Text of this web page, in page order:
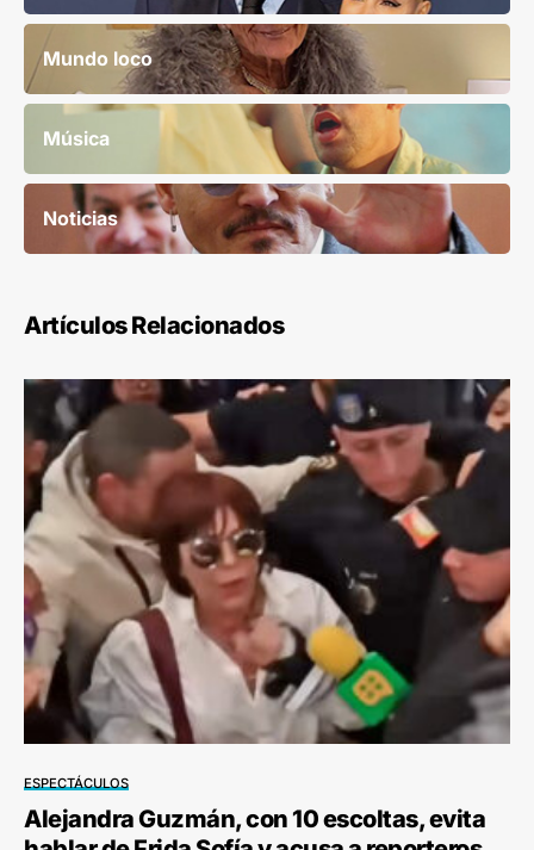
Mundo loco
Música
Noticias
Artículos Relacionados
ESPECTÁCULOS
Alejandra Guzmán, con 10 escoltas, evita